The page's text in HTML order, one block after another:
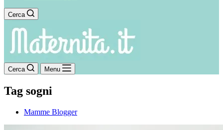
Cerca
Cerca Menu
Tag sogni
Mamme Blogger